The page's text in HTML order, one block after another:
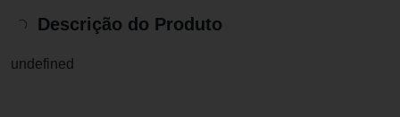
Descrição do Produto
undefined